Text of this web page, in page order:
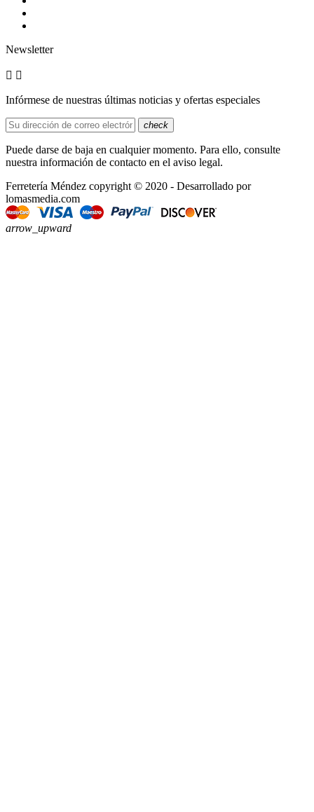
Newsletter
 
Infórmese de nuestras últimas noticias y ofertas especiales
check
Puede darse de baja en cualquier momento. Para ello, consulte
nuestra información de contacto en el aviso legal.
Ferretería Méndez copyright © 2020 - Desarrollado por
lomasmedia.com
arrow_upward